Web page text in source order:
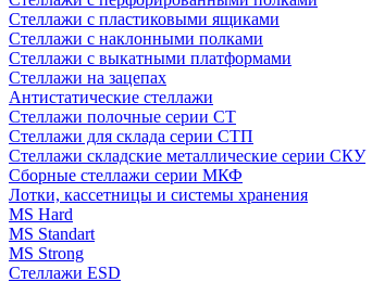
Стеллажи с пластиковыми ящиками
Стеллажи с наклонными полками
Стеллажи с выкатными платформами
Стеллажи на зацепах
Антистатические стеллажи
Стеллажи полочные серии СТ
Стеллажи для склада серии СТП
Стеллажи складские металлические серии СКУ
Сборные стеллажи серии МКФ
Лотки, кассетницы и системы хранения
MS Hard
MS Standart
MS Strong
Стеллажи ESD